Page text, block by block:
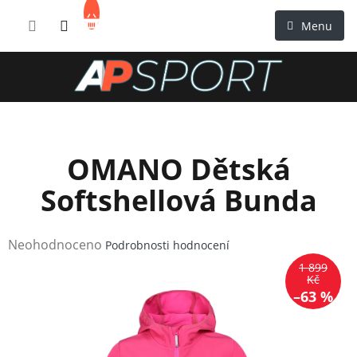
OMANO Dětská
Softshellová Bunda
Průměrné
Neohodnoceno Podrobnosti hodnocení
1 899
Kč
–63 %